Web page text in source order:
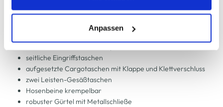
erlauben" bzw. "Alle erlauben" klicken. Mehr dazu
(einschließlich der Möglichkeit, die Einwilligungserklärung
zu ändern oder zu widerrufen) erfahren Sie in unserem
Cookie-Hinweisbzw. derDatenschutzerklärung.
Anpassen
Herren Cargoshorts mit vielen Details
seitliche Eingriffstaschen
aufgesetzte Cargotaschen mit Klappe und Klettverschluss
zwei Leisten-Gesäßtaschen
Hosenbeine krempelbar
robuster Gürtel mit Metallschließe